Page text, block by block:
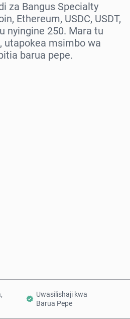
za Bangus Specialty
Ethereum, USDC, USDT,
nyingine 250. Mara tu
utapokea msimbo wa
barua pepe.
Uwasilishaji kwa
Barua Pepe